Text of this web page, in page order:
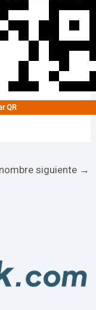
QR
nombre siguiente →